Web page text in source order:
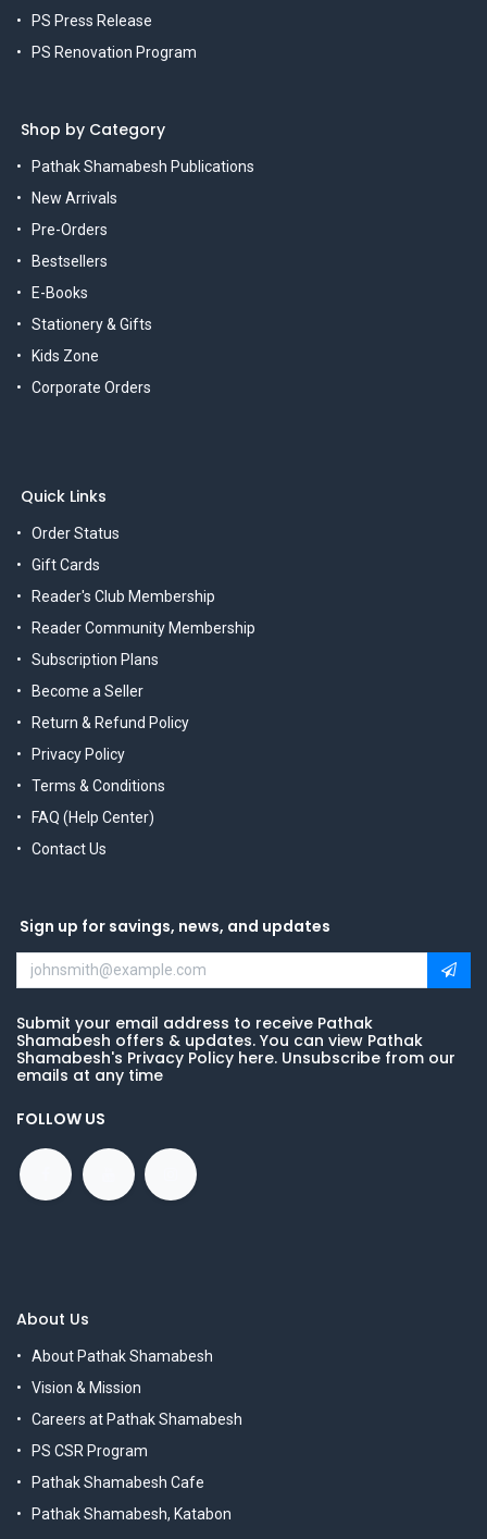
PS Press Release
PS Renovation Program
Shop by Category
Pathak Shamabesh Publications
New Arrivals
Pre-Orders
Bestsellers
E-Books
Stationery & Gifts
Kids Zone
Corporate Orders
Quick Links
Order Status
Gift Cards
Reader's Club Membership
Reader Community Membership
Subscription Plans
Become a Seller
Return & Refund Policy
Privacy Policy
Terms & Conditions
FAQ (Help Center)
Contact Us
Sign up for savings, news, and updates
Submit your email address to receive Pathak
Shamabesh offers & updates. You can view Pathak
Shamabesh's Privacy Policy here. Unsubscribe from our
emails at any time
FOLLOW US
About Us
About Pathak Shamabesh
Vision & Mission
Careers at Pathak Shamabesh
PS CSR Program
Pathak Shamabesh Cafe
Pathak Shamabesh, Katabon